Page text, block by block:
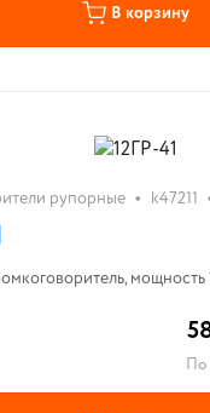
В корзину
рупорные • k47211
мощность
По